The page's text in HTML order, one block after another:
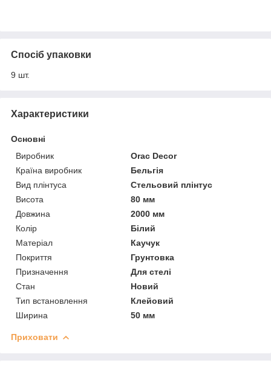
Спосіб упаковки
9 шт.
Характеристики
Основні
Виробник
Orac Decor
Країна виробник
Бельгія
Вид плінтуса
Стельовий плінтус
Висота
80 мм
Довжина
2000 мм
Колір
Білий
Матеріал
Каучук
Покриття
Грунтовка
Призначення
Для стелі
Стан
Новий
Тип встановлення
Клейовий
Ширина
50 мм
Приховати